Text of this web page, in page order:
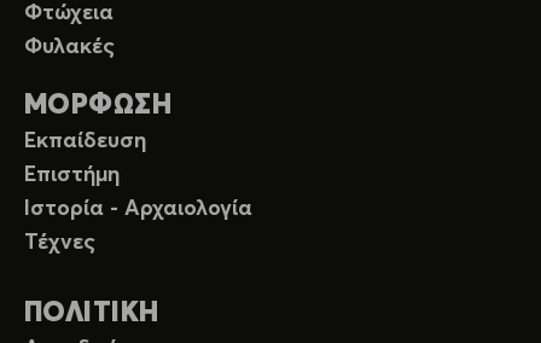
Φτώχεια
Φυλακές
ΜΟΡΦΩΣΗ
Εκπαίδευση
Επιστήμη
Ιστορία - Αρχαιολογία
Τέχνες
ΠΟΛΙΤΙΚΗ